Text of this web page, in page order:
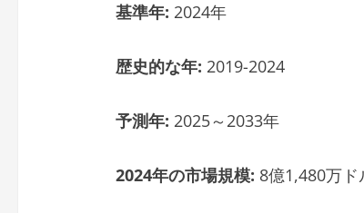
基準年: 2024年
歴史的な年: 2019-2024
予測年: 2025～2033年
2024年の市場規模: 8億1,480万ド